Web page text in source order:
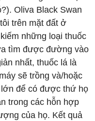
Oliva Black Swan
trên mặt đất ở
những loại thuốc
tìm được đường vào
nhất, thuốc lá là
sẽ trồng và/hoặc
để có được thứ họ
trong các hỗn hợp
của họ. Kết quả